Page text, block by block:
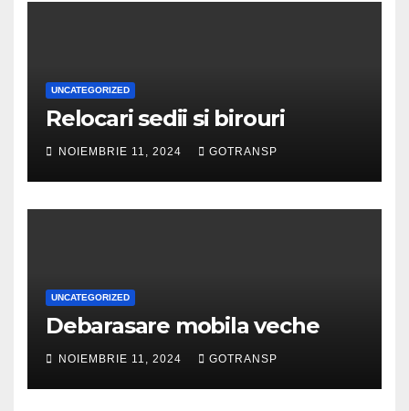
UNCATEGORIZED
Relocari sedii si birouri
NOIEMBRIE 11, 2024 GOTRANSP
UNCATEGORIZED
Debarasare mobila veche
NOIEMBRIE 11, 2024 GOTRANSP